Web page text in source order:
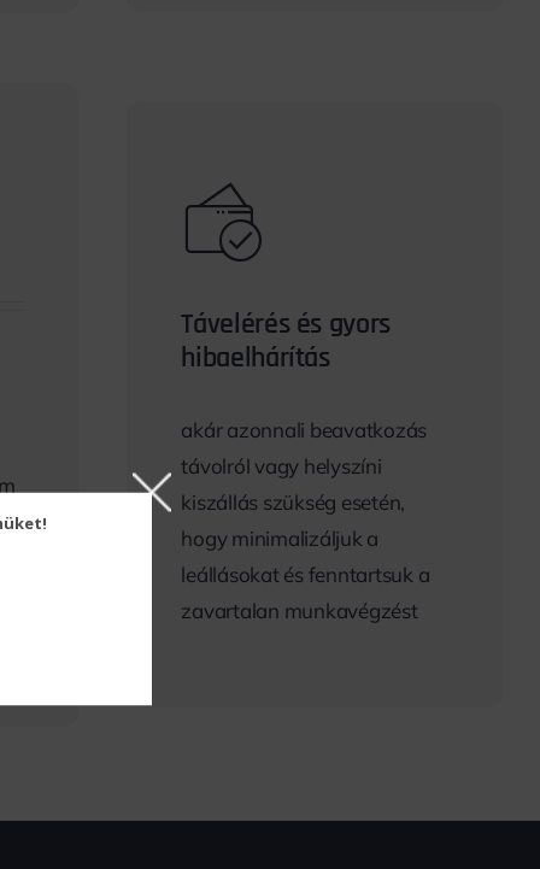
Távelérés és gyors
hibaelhárítás
akár azonnali beavatkozás
távolról vagy helyszíni
kiszállás szükség esetén,
hogy minimalizáljuk a
leállásokat és fenntartsuk a
zavartalan munkavégzést